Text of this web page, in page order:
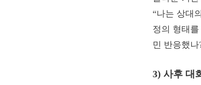
“나는 상대
정의 형태
민 반응했
3) 사후 대